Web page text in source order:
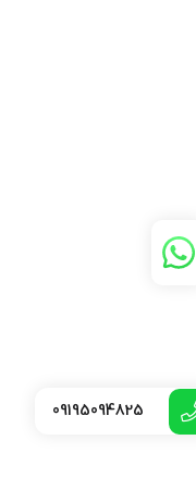
09195094825